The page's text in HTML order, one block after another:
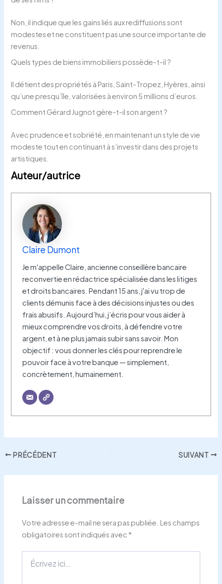
Non, il indique que les gains liés aux rediffusions sont
modestes et ne constituent pas une source importante de
revenus.
Quels types de biens immobiliers possède-t-il ?
Il détient des propriétés à Paris, Saint-Tropez, Hyères, ainsi
qu’une presqu’île, valorisées à environ 5 millions d’euros.
Comment Gérard Jugnot gère-t-il son argent ?
Avec prudence et sobriété, en maintenant un style de vie
modeste tout en continuant à s’investir dans des projets
artistiques.
Auteur/autrice
Claire Dumont
Je m'appelle Claire, ancienne conseillère bancaire
reconvertie en rédactrice spécialisée dans les litiges
et droits bancaires. Pendant 15 ans, j'ai vu trop de
clients démunis face à des décisions injustes ou des
frais abusifs. Aujourd’hui, j’écris pour vous aider à
mieux comprendre vos droits, à défendre votre
argent, et à ne plus jamais subir sans savoir. Mon
objectif : vous donner les clés pour reprendre le
pouvoir face à votre banque — simplement,
concrètement, humainement.
PRÉCÉDENT SUIVANT
Laisser un commentaire
Votre adresse e-mail ne sera pas publiée. Les champs
obligatoires sont indiqués avec *
ici…